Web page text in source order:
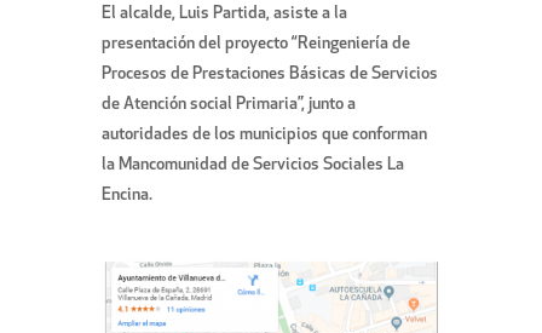
El alcalde, Luis Partida, asiste a la
presentación del proyecto “Reingeniería de
Procesos de Prestaciones Básicas de Servicios
de Atención social Primaria”, junto a
autoridades de los municipios que conforman
la Mancomunidad de Servicios Sociales La
Encina.